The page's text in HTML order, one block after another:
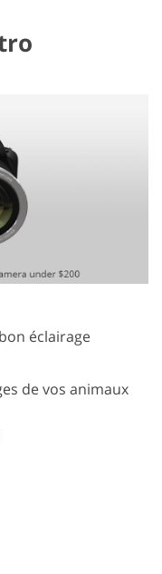
éclairage
de vos animaux